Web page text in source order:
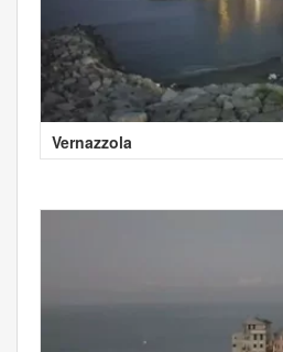
Vernazzola